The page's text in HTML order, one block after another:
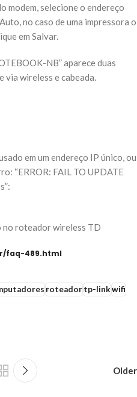
modem, selecione o endereço
no caso de uma impressora o
em Salvar.
NB” aparece duas
via wireless e cabeada.
em um endereço IP único, ou
“ERROR: FAIL TO UPDATE
no roteador wireless TD
faq-489.html
roteadortp-linkwifi
Older